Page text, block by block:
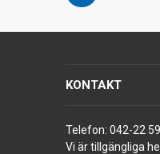
KONTAKT
Telefon: 042-22
Vi är tillgängliga